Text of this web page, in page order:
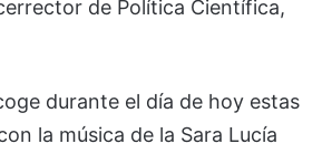
de Política Científica,
durante el día de hoy estas
la música de la Sara Lucía